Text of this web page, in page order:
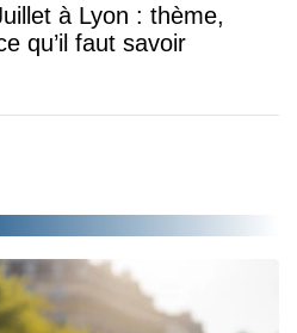
à Lyon : thème,
qu’il faut savoir